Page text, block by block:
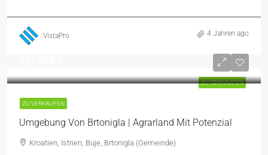
VistaPro 4 Jahren ago
ZU VERKAUFEN
ZU VERKAUFEN
Umgebung Von Brtonigla | Agrarland Mit Potenzial
Kroatien, Istrien, Buje, Brtonigla (Gemeinde)